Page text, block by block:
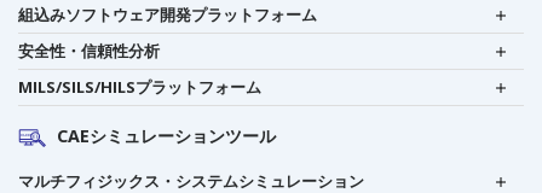
組込みソフトウェア開発プラットフォーム
安全性・信頼性分析
MILS/SILS/HILSプラットフォーム
CAEシミュレーションツール
マルチフィジックス・システムシミュレーション